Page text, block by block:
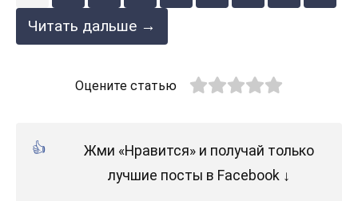
Читать дальше →
Оцените статью
Жми «Нравится» и получай только
лучшие посты в Facebook ↓